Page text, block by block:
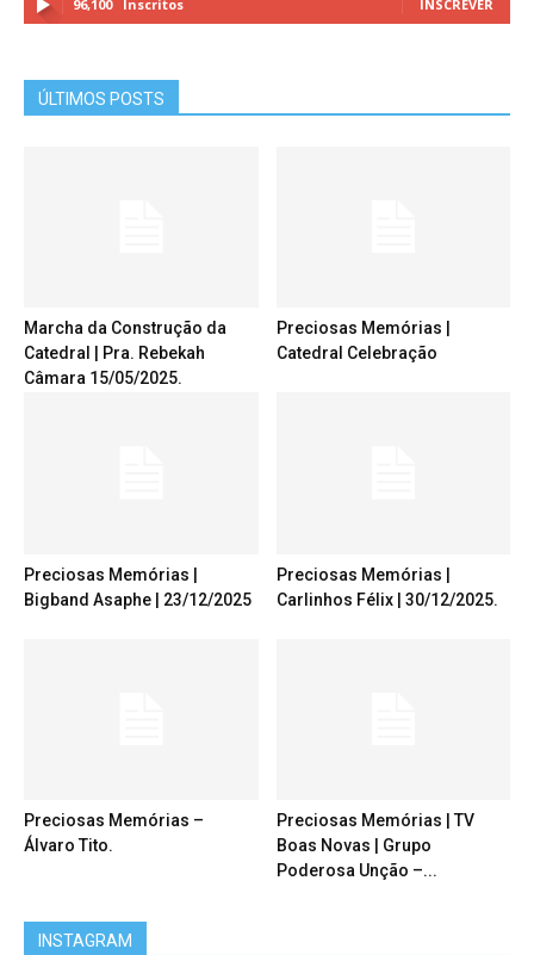
96,100 Inscritos INSCREVER
ÚLTIMOS POSTS
Marcha da Construção da
Catedral | Pra. Rebekah
Câmara 15/05/2025.
Preciosas Memórias |
Catedral Celebração
Preciosas Memórias |
Bigband Asaphe | 23/12/2025
Preciosas Memórias |
Carlinhos Félix | 30/12/2025.
Preciosas Memórias –
Álvaro Tito.
Preciosas Memórias | TV
Boas Novas | Grupo
Poderosa Unção –...
INSTAGRAM